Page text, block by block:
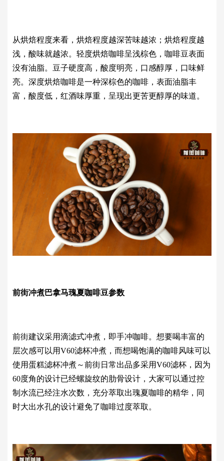
从烘焙程度来看，烘焙程度越深苦味越浓；烘焙程度越
浅，酸味就越浓。轻度烘焙咖啡呈浅棕色，咖啡豆表面
没有油脂。豆子硬度高，酸度明亮，口感醇厚，口味鲜
亮。深度烘焙咖啡是一种深棕色的咖啡，表面油脂丰
富，酸度低，红酒味厚重，呈现出更苦更醇厚的味道。
前街冲煮巴拿马瑰夏咖啡豆参数
前街建议采用滴滤式冲煮，即手冲咖啡。想要喝丰富的
层次感可以用V60滤杯冲煮，而想喝饱满的咖啡风味可以
使用蛋糕滤杯冲煮～前街日常出品多采用V60滤杯，因为
60度角的设计已经螺旋纹的肋骨设计，大家可以通过控
制水流已经注水次数，充分萃取出瑰夏咖啡的精华，同
时大出水孔的设计避免了咖啡过度萃取。